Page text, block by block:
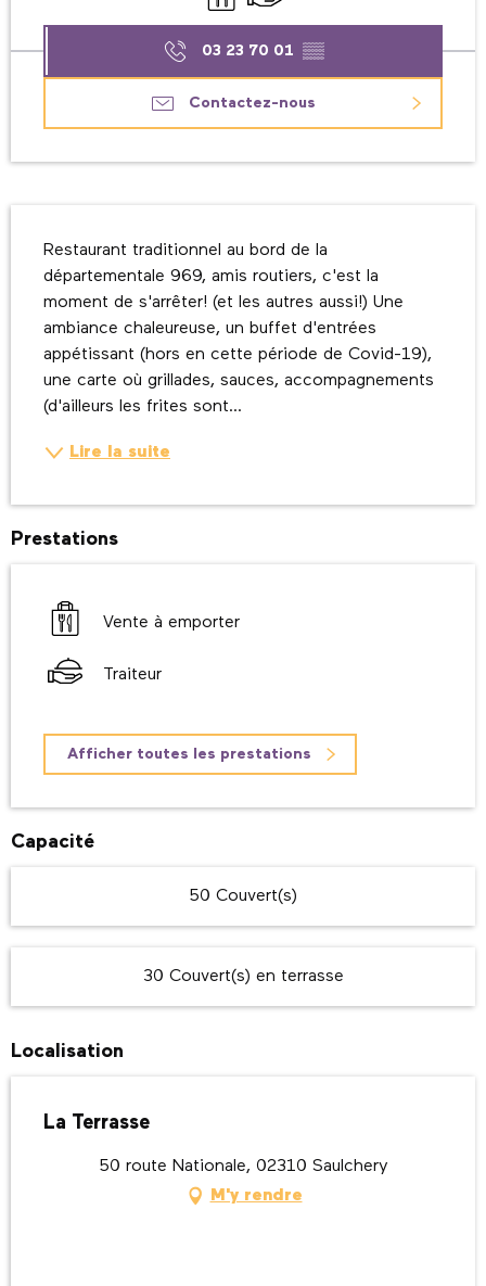
03 23 70 01 ▒▒
Contactez-nous
Restaurant traditionnel au bord de la
départementale 969, amis routiers, c'est la
moment de s'arrêter! (et les autres aussi!) Une
ambiance chaleureuse, un buffet d'entrées
appétissant (hors en cette période de Covid-19),
une carte où grillades, sauces, accompagnements
(d'ailleurs les frites sont...
Lire la suite
Prestations
Vente à emporter
Traiteur
Afficher toutes les prestations
Capacité
50 Couvert(s)
30 Couvert(s) en terrasse
Localisation
La Terrasse
50 route Nationale, 02310 Saulchery
M'y rendre